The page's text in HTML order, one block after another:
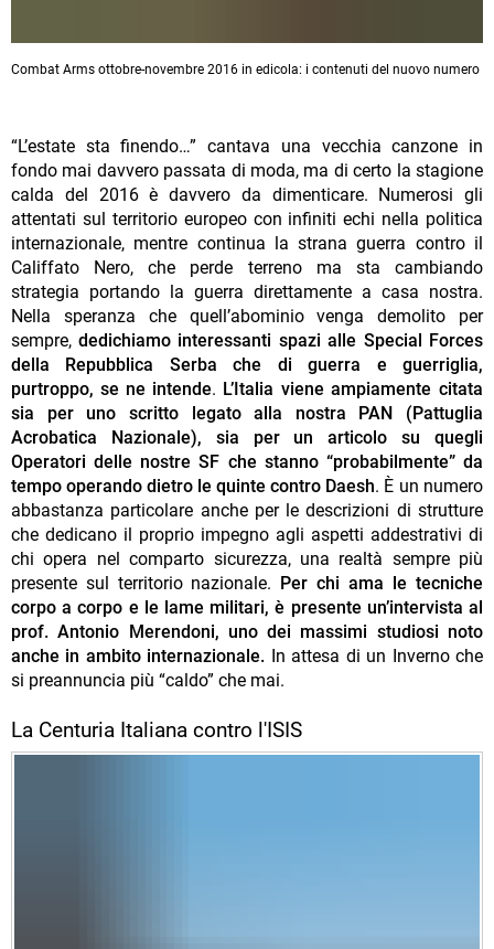
Combat Arms ottobre-novembre 2016 in edicola: i contenuti del nuovo numero
“L’estate sta finendo…” cantava una vecchia canzone in
fondo mai davvero passata di moda, ma di certo la stagione
calda del 2016 è davvero da dimenticare. Numerosi gli
attentati sul territorio europeo con infiniti echi nella politica
internazionale, mentre continua la strana guerra contro il
Califfato Nero, che perde terreno ma sta cambiando
strategia portando la guerra direttamente a casa nostra.
Nella speranza che quell’abominio venga demolito per
sempre, dedichiamo interessanti spazi alle Special Forces
della Repubblica Serba che di guerra e guerriglia,
purtroppo, se ne intende. L’Italia viene ampiamente citata
sia per uno scritto legato alla nostra PAN (Pattuglia
Acrobatica Nazionale), sia per un articolo su quegli
Operatori delle nostre SF che stanno “probabilmente” da
tempo operando dietro le quinte contro Daesh. È un numero
abbastanza particolare anche per le descrizioni di strutture
che dedicano il proprio impegno agli aspetti addestrativi di
chi opera nel comparto sicurezza, una realtà sempre più
presente sul territorio nazionale.
Per chi ama le tecniche
corpo a corpo e le lame militari, è presente un’intervista al
prof. Antonio Merendoni, uno dei massimi studiosi noto
anche in ambito internazionale. In attesa di un Inverno che
si preannuncia più “caldo” che mai.
La Centuria Italiana contro l'ISIS